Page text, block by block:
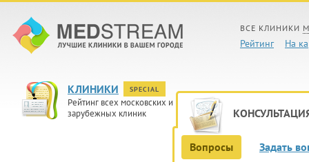
ВСЕ КЛИНИКИ
Рейтинг На
КЛИНИКИ SPECIAL
Рейтинг всех московских и
зарубежных клиник
Вопросы Задать